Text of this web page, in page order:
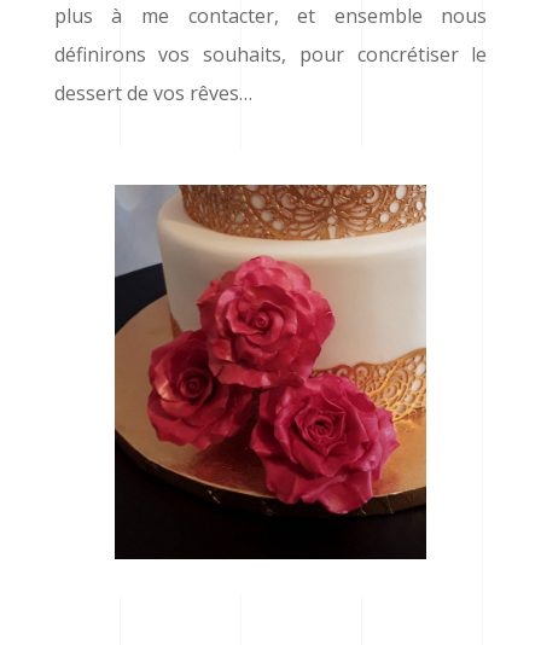
plus à me contacter, et ensemble nous
définirons vos souhaits, pour concrétiser le
dessert de vos rêves…